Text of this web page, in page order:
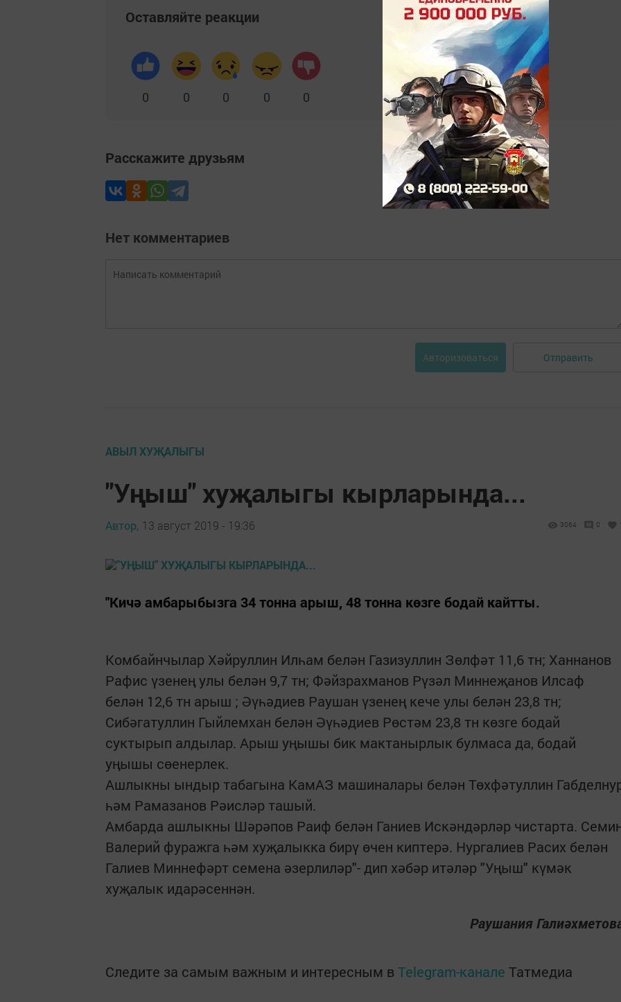
Оставляйте реакции
0 0 0 0 0
Расскажите друзьям
Нет комментариев
Авторизоваться Отправить
АВЫЛ ХУҖАЛЫГЫ
"Уңыш" хуҗалыгы кырларында...
Автор, 13 август 2019 - 19:36 3064 0
"Кичә амбарыбызга 34 тонна арыш, 48 тонна көзге бодай кайтты.
Комбайнчылар Хәйруллин Илһам белән Газизуллин Зөлфәт 11,6 тн; Ханнанов
Рафис үзенең улы белән 9,7 тн; Фәйзрахманов Рүзәл Миннеҗанов Илсаф
белән 12,6 тн арыш ; Әүһәдиев Раушан үзенең кече улы белән 23,8 тн;
Сибәгатуллин Гыйлемхан белән Әүһәдиев Рөстәм 23,8 тн көзге бодай
суктырып алдылар. Арыш уңышы бик мактанырлык булмаса да, бодай
уңышы сөенерлек.
Ашлыкны ындыр табагына КамАЗ машиналары белән Төхфәтуллин
һәм Рамазанов Рәисләр ташый.
Амбарда ашлыкны Шәрәпов Раиф белән Ганиев Искәндәрләр чистарта.
Валерий фуражга һәм хуҗалыкка бирү өчен киптерә. Нургалиев Расих белән
Галиев Миннефәрт семена әзерлиләр"- дип хәбәр итәләр "Уңыш" күмәк
хуҗалык идарәсеннән.
Раушания
Следите за самым важным и интересным в Telegram-канале Татмедиа